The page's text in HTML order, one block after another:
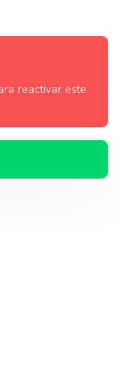
reactivar este